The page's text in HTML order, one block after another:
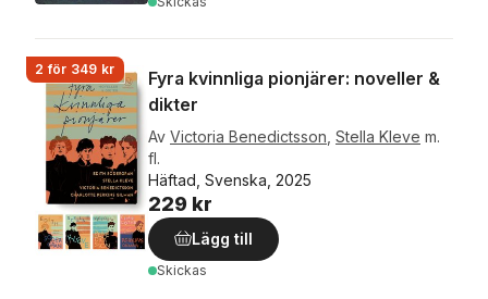
2 för 349 kr
Fyra kvinnliga pionjärer: noveller &
dikter
Av Victoria Benedictsson, Stella Kleve m.
fl.
Häftad, Svenska, 2025
229 kr
Lägg till
Skickas